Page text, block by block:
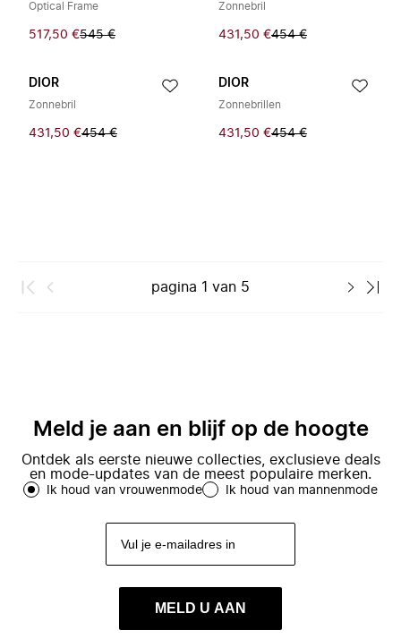
Optical Frame
517,50 €545 €
Zonnebril
431,50 €454 €
DIOR
Zonnebril
431,50 €454 €
DIOR
Zonnebrillen
431,50 €454 €
pagina 1 van 5
Meld je aan en blijf op de hoogte
Ontdek als eerste nieuwe collecties, exclusieve deals
en mode-updates van de meest populaire merken.
Ik houd van vrouwenmode Ik houd van mannenmode
MELD U AAN